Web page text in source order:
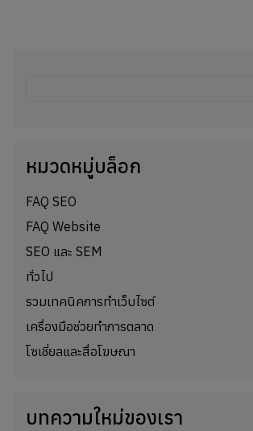
หมวดหมู่บล็อก
FAQ SEO
FAQ Website
SEO และ SEM
ทั่วไป
รวมเทคนิคการทำเว็บไซต์
เครื่องมือช่วยทำการตลาด
โซเชี่ยลและสื่อโฆษณา
บทความใหม่ของเรา